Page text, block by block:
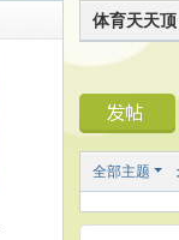
体育天天顶
全部主题